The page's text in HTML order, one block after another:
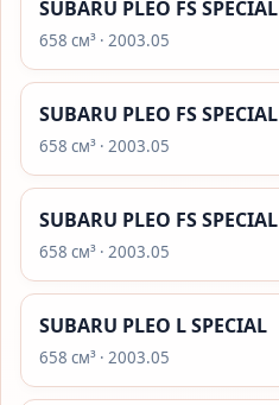
SUBARU PLEO FS SPECIAL
658 см³ · 2003.05
SUBARU PLEO FS SPECIAL
658 см³ · 2003.05
SUBARU PLEO FS SPECIAL
658 см³ · 2003.05
SUBARU PLEO L SPECIAL
658 см³ · 2003.05